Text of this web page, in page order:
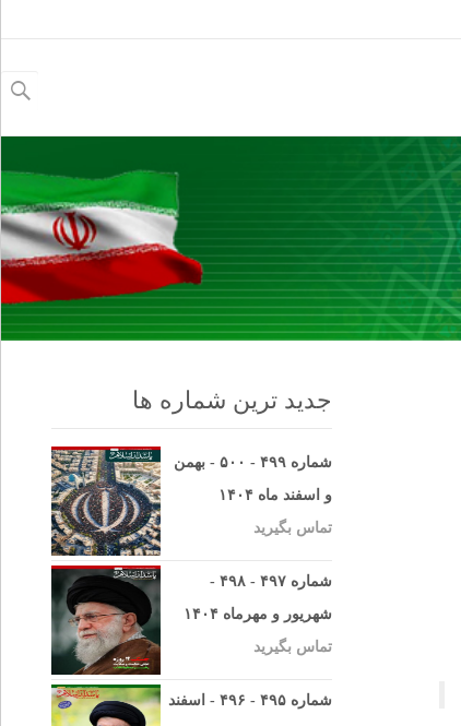
برای:
جدید ترین شماره ها
شماره ۴۹۹ - ۵۰۰ - بهمن
و اسفند ماه ۱۴۰۴
تماس بگیرید
شماره ۴۹۷ - ۴۹۸ -
شهریور و مهرماه ۱۴۰۴
تماس بگیرید
شماره ۴۹۵ - ۴۹۶ - اسفند